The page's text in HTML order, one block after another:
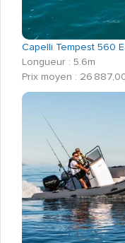
Capelli Tempest 560
Longueur : 5.6m
Prix moyen : 26